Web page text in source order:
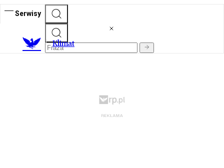
Serwisy
Klimat